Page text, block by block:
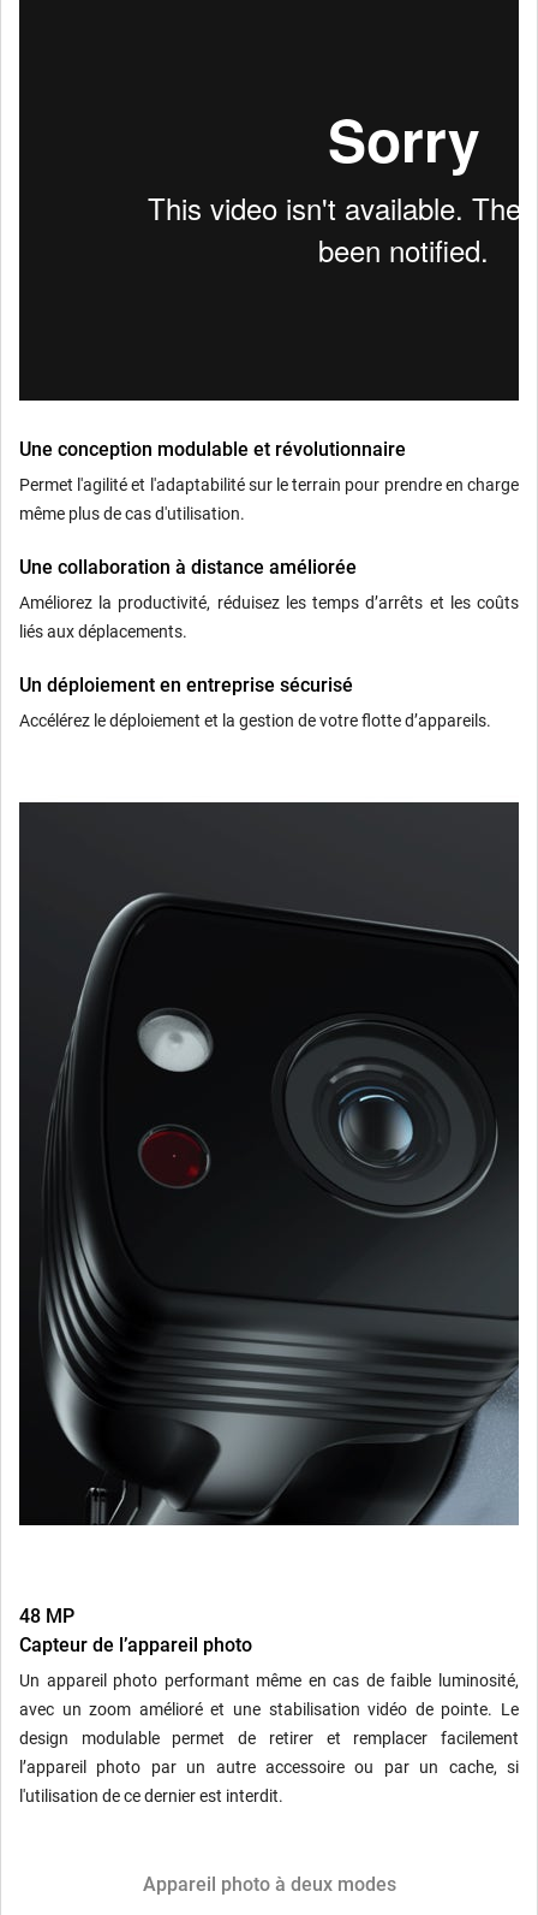
Une conception modulable et révolutionnaire
Permet l'agilité et l'adaptabilité sur le terrain pour prendre en charge
même plus de cas d'utilisation.
Une collaboration à distance améliorée
Améliorez la productivité, réduisez les temps d’arrêts et les coûts
liés aux déplacements.
Un déploiement en entreprise sécurisé
Accélérez le déploiement et la gestion de votre flotte d’appareils.
48 MP
Capteur de l’appareil photo
Un appareil photo performant même en cas de faible luminosité,
avec un zoom amélioré et une stabilisation vidéo de pointe. Le
design modulable permet de retirer et remplacer facilement
l’appareil photo par un autre accessoire ou par un cache, si
l'utilisation de ce dernier est interdit.
Appareil photo à deux modes